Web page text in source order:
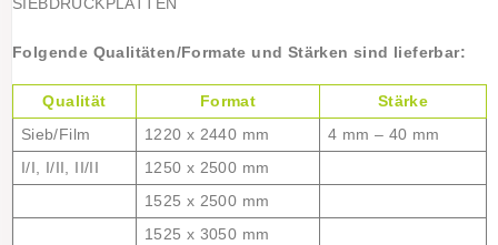
Folgende Qualitäten/Formate und Stärken sind lieferbar:
Qualität Format
Stärke
Sieb/Film
1220 x 2440 mm
4 mm – 40 mm
I/I, I/II, II/II
1250 x 2500 mm
1525 x 2500 mm
1525 x 3050 mm